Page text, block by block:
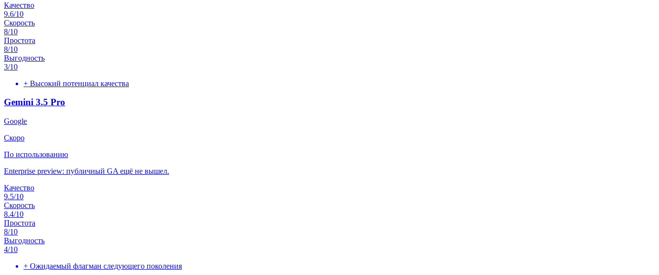
Качество
9.6/10
Скорость
8/10
Простота
8/10
Выгодность
3/10
+ Высокий потенциал качества
Gemini 3.5 Pro
Google
Скоро
По использованию
Enterprise preview: публичный GA ещё не вышел.
Качество
9.5/10
Скорость
8.4/10
Простота
8/10
Выгодность
4/10
+ Ожидаемый флагман следующего поколения